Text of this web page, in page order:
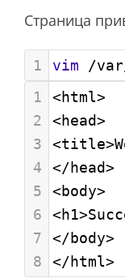
Страница
1 vim /
1
<html>
2
<head>
3
4
</head>
5
<body>
6
7
</body>
8
</html>